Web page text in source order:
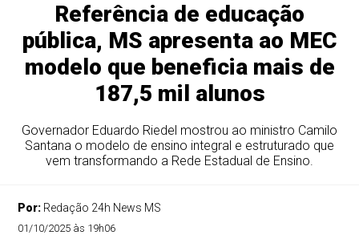
Referência de educação
pública, MS apresenta ao MEC
modelo que beneficia mais de
187,5 mil alunos
Governador Eduardo Riedel mostrou ao ministro Camilo
Santana o modelo de ensino integral e estruturado que
vem transformando a Rede Estadual de Ensino.
Por: Redação 24h News MS
01/10/2025 às 19h06